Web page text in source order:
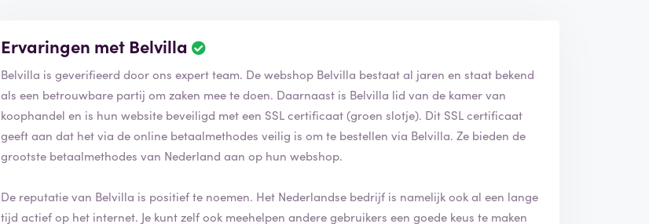
Ervaringen met Belvilla
Belvilla is geverifieerd door ons expert team. De webshop Belvilla bestaat al jaren en staat bekend
als een betrouwbare partij om zaken mee te doen. Daarnaast is Belvilla lid van de kamer van
koophandel en is hun website beveiligd met een SSL certificaat (groen slotje). Dit SSL certificaat
geeft aan dat het via de online betaalmethodes veilig is om te bestellen via Belvilla. Ze bieden de
grootste betaalmethodes van Nederland aan op hun webshop.
De reputatie van Belvilla is positief te noemen. Het Nederlandse bedrijf is namelijk ook al een lange
tijd actief op het internet. Je kunt zelf ook meehelpen andere gebruikers een goede keus te maken